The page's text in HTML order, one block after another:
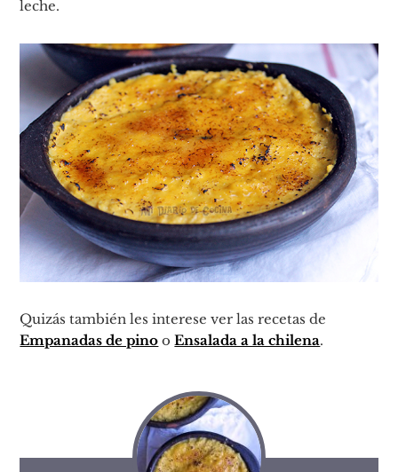
leche.
Quizás también les interese ver las recetas de
Empanadas de pino oEnsalada a la chilena.